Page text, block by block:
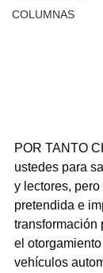
COLUMNAS
POR TANTO
ustedes para
y lectores,
pretendida e
transformación
el
vehículos